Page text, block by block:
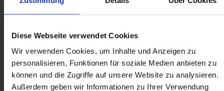
Diese Webseite verwendet Cookies
Wir verwenden Cookies, um Inhalte und Anzeigen zu
personalisieren, Funktionen für soziale Medien anbieten zu
können und die Zugriffe auf unsere Website zu analysieren.
Außerdem geben wir Informationen zu Ihrer Verwendung
voortdurende controle garandeert rechtszekere,
vertrouwensanker", benadrukt Philipp Mutschler.
"Het bevestigt de kwaliteit van onze processen,
onze transparantie en de naleving van alle